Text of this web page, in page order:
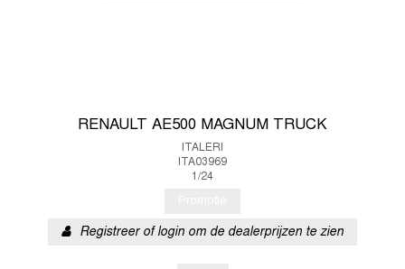
RENAULT AE500 MAGNUM TRUCK
ITALERI
ITA03969
1/24
Registreer of login om de dealerprijzen te zien